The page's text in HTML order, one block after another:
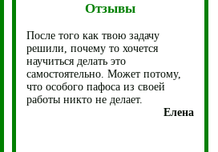
Отзывы
После того как твою задачу
решили, почему то хочется
научиться делать это
самостоятельно. Может потому,
что особого пафоса из своей
работы никто не делает.
Елена